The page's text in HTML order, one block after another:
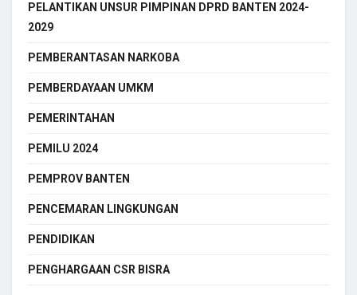
PELANTIKAN UNSUR PIMPINAN DPRD BANTEN 2024-
2029
PEMBERANTASAN NARKOBA
PEMBERDAYAAN UMKM
PEMERINTAHAN
PEMILU 2024
PEMPROV BANTEN
PENCEMARAN LINGKUNGAN
PENDIDIKAN
PENGHARGAAN CSR BISRA